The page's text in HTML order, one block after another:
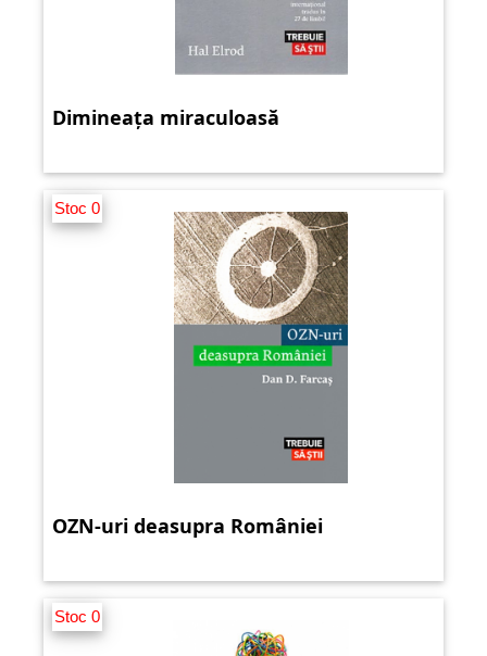
Dimineața miraculoasă
Stoc 0
OZN-uri deasupra României
Stoc 0